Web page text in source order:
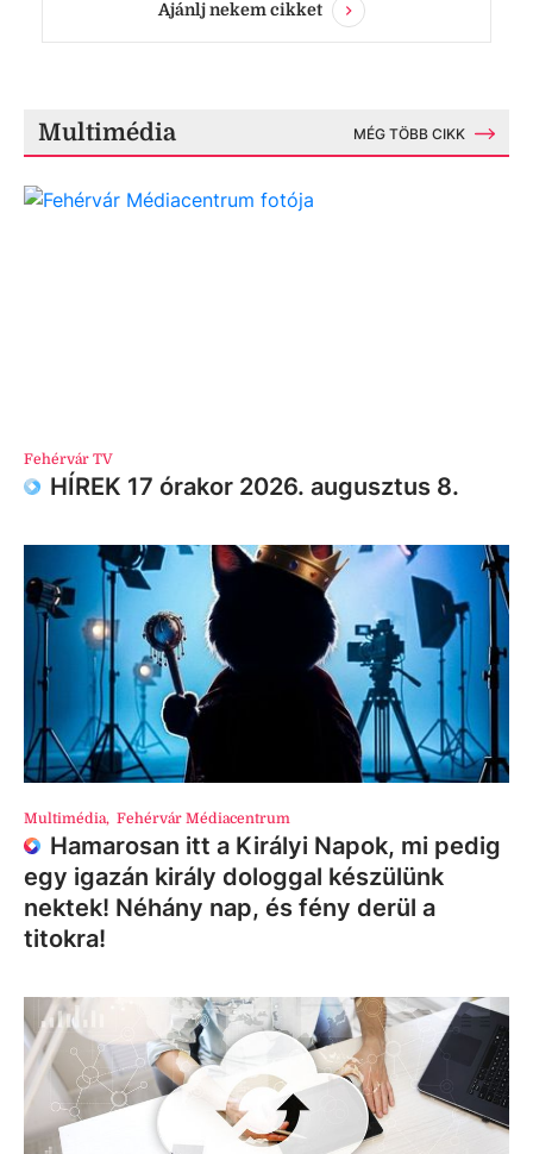
Ajánlj nekem cikket
Multimédia MÉG TÖBB CIKK
Fehérvár TV
HÍREK 17 órakor 2026. augusztus 8.
Multimédia, Fehérvár Médiacentrum
Hamarosan itt a Királyi Napok, mi pedig
egy igazán király dologgal készülünk
nektek! Néhány nap, és fény derül a
titokra!